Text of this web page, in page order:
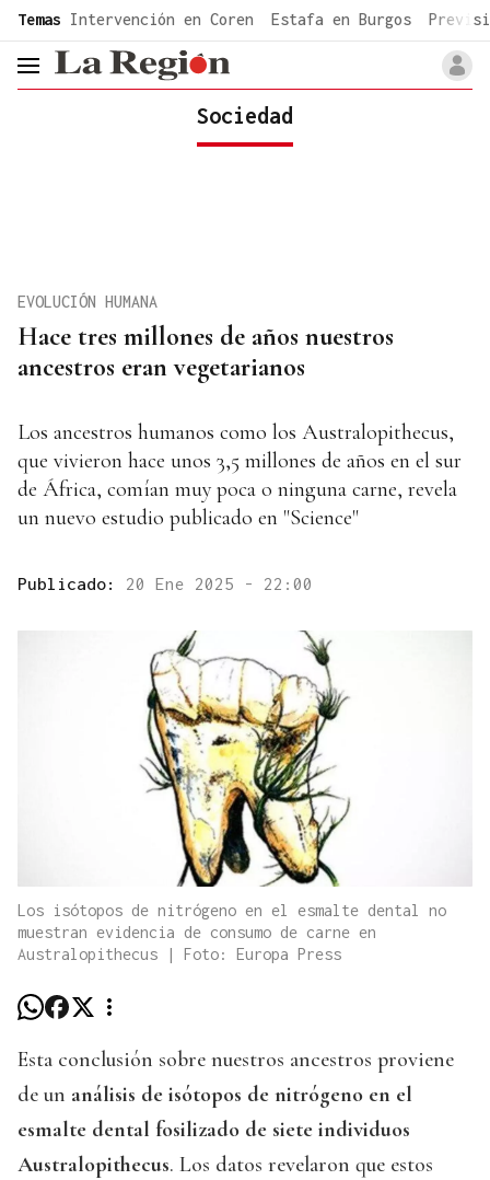
common.go-to-content
Temas Intervención en Coren Estafa en Burgos
header.menu.open
Sociedad
Hace tres millones de años nuestros
ancestros eran vegetarianos
EVOLUCIÓN HUMANA
Los ancestros humanos como los Australopithecus,
que vivieron hace unos 3,5 millones de años en el sur
de África, comían muy poca o ninguna carne, revela
un nuevo estudio publicado en "Science"
Publicado: 20 Ene 2025 - 22:00
Los isótopos de nitrógeno en el esmalte dental no
muestran evidencia de consumo de carne en
Australopithecus | Foto: Europa Press
Esta conclusión sobre nuestros ancestros proviene
de un análisis de isótopos de nitrógeno en el
esmalte dental fosilizado de siete individuos
Australopithecus. Los datos revelaron que estos